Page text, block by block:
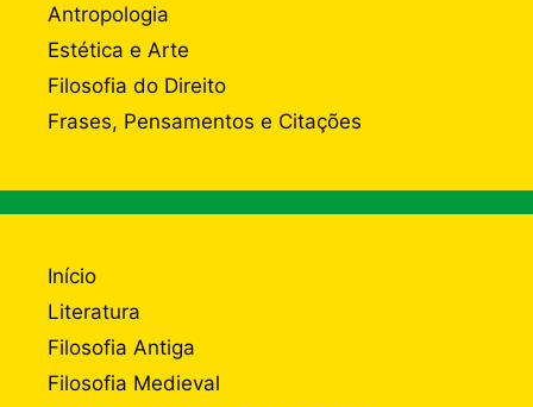
Antropologia
Estética e Arte
Filosofia do Direito
Frases, Pensamentos e Citações
Início
Literatura
Filosofia Antiga
Filosofia Medieval